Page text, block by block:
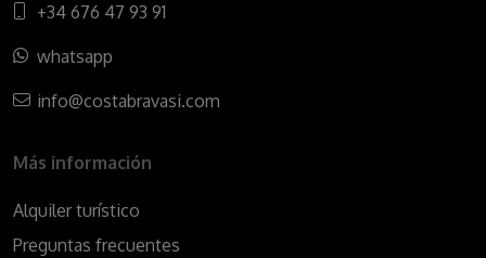
+34 676 47 93 91
whatsapp
info@costabravasi.com
Más información
Alquiler turístico
Preguntas frecuentes